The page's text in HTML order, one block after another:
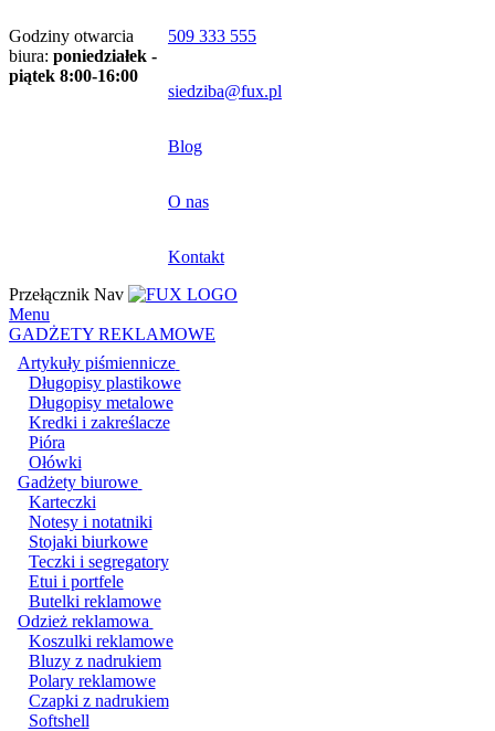
Godziny otwarcia
biura: poniedziałek -
piątek 8:00-16:00
509 333 555
siedziba@fux.pl
Blog
O nas
Kontakt
Przełącznik Nav
Menu
GADŻETY REKLAMOWE
Artykuły piśmiennicze
Długopisy plastikowe
Długopisy metalowe
Kredki i zakreślacze
Pióra
Ołówki
Gadżety biurowe
Karteczki
Notesy i notatniki
Stojaki biurkowe
Teczki i segregatory
Etui i portfele
Butelki reklamowe
Odzież reklamowa
Koszulki reklamowe
Bluzy z nadrukiem
Polary reklamowe
Czapki z nadrukiem
Softshell